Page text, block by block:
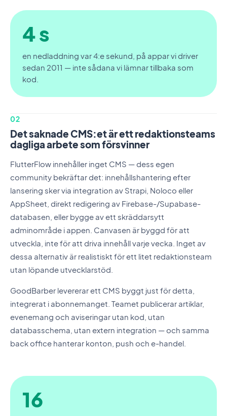
4 s
en nedladdning var 4:e sekund, på appar vi driver
sedan 2011 — inte sådana vi lämnar tillbaka som
kod.
02
Det saknade CMS:et är ett redaktionsteams
dagliga arbete som försvinner
FlutterFlow innehåller inget CMS — dess egen
community bekräftar det: innehållshantering efter
lansering sker via integration av Strapi, Noloco eller
AppSheet, direkt redigering av Firebase-/Supabase-
databasen, eller bygge av ett skräddarsytt
adminområde i appen. Canvasen är byggd för att
utveckla, inte för att driva innehåll varje vecka. Inget av
dessa alternativ är realistiskt för ett litet redaktionsteam
utan löpande utvecklarstöd.
GoodBarber levererar ett CMS byggt just för detta,
integrerat i abonnemanget. Teamet publicerar artiklar,
evenemang och aviseringar utan kod, utan
databasschema, utan extern integration — och samma
back office hanterar konton, push och e-handel.
16